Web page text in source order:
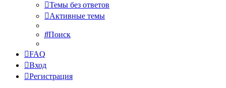
Темы без ответов
Активные темы
Поиск
FAQ
Вход
Регистрация